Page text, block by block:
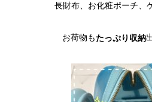
長財布、お化粧ポーチ、
お荷物もたっぷり収納